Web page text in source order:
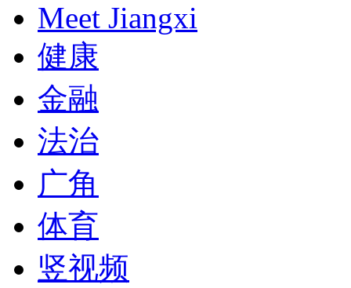
Meet Jiangxi
健康
金融
法治
广角
体育
竖视频